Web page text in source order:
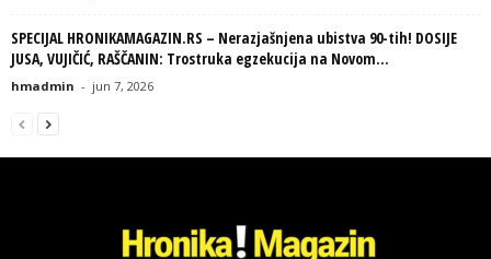
SPECIJAL HRONIKAMAGAZIN.RS – Nerazjašnjena ubistva 90-tih! DOSIJE
JUSA, VUJIČIĆ, RAŠČANIN: Trostruka egzekucija na Novom...
hmadmin - jun 7, 2026